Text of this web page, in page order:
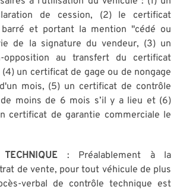
de cession, (2) le certificat
barré et portant la mention "cédé ou
de la signature du vendeur, (3) un
opposition au transfert du certificat
un certificat de gage ou de nongage
mois, (5) un certificat de contrôle
moins de 6 mois s’il y a lieu et (6)
certificat de garantie commerciale le
: Préalablement à la
de vente, pour tout véhicule de plus
verbal de contrôle technique est